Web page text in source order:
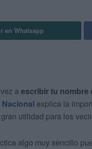
en Whatsapp
a escribir tu nombre
explica la
utilidad para los
algo muy sencillo